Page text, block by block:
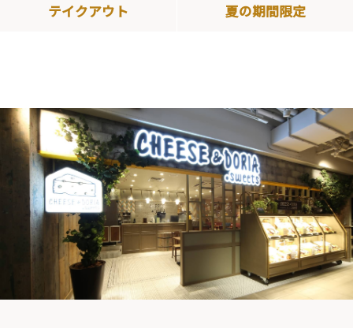
テイクアウト 夏の期間限定